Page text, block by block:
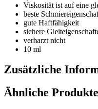
Viskosität ist auf eine
beste
gute Haftfähigkeit
sichere
verharzt nicht
10 ml
Zusätzliche
Ähnliche Produkte